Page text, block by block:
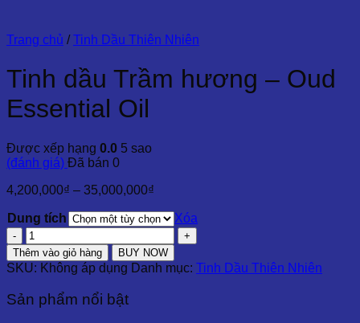
Trang chủ / Tinh Dầu Thiên Nhiên
Tinh dầu Trầm hương – Oud
Essential Oil
Được xếp hạng 0.0 5 sao
(đánh giá) Đã bán 0
4,200,000₫ – 35,000,000₫
từ
4,200,000₫
đến
35,000,000₫
Dung tích
Xóa
Tinh
dầu
Trầm
hương
Oud
Thêm vào giỏ hàng BUY NOW
SKU: Không áp dụng Danh mục: Tinh Dầu Thiên Nhiên
Sản phẩm nổi bật